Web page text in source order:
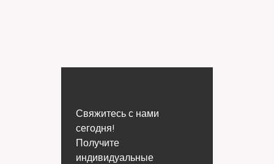
Свяжитесь с нами
сегодня!
Получите
индивидуальные